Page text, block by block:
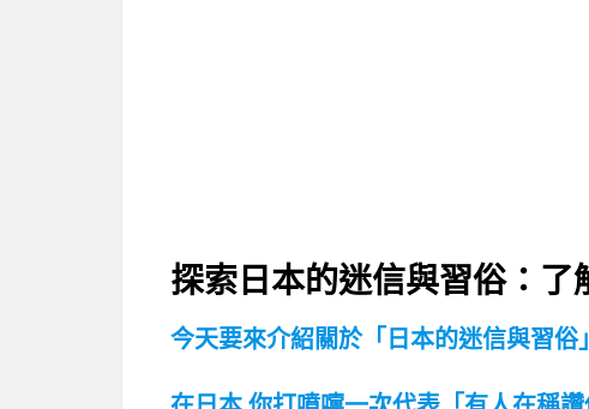
探索日本的迷信與習俗：了
今天要來介紹關於「日本的迷信與習俗